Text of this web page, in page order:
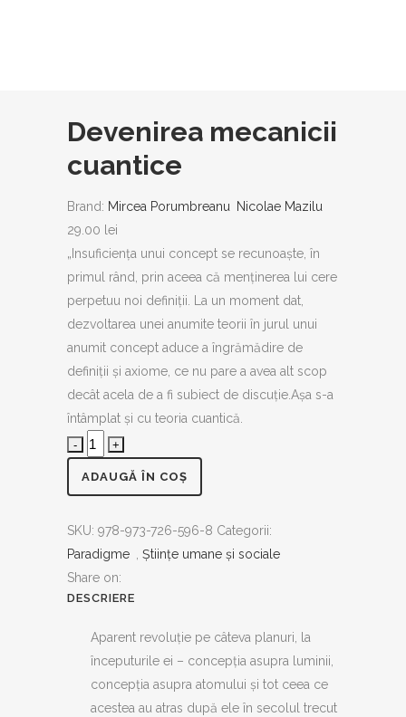
Devenirea mecanicii
cuantice
Brand: Mircea Porumbreanu Nicolae Mazilu
29.00 lei
„Insuficienţa unui concept se recunoaşte, în
primul rând, prin aceea că menţinerea lui cere
perpetuu noi definiţii. La un moment dat,
dezvoltarea unei anumite teorii în jurul unui
anumit concept aduce a îngrămădire de
definiţii şi axiome, ce nu pare a avea alt scop
decât acela de a fi subiect de discuţie.Aşa s-a
întâmplat şi cu teoria cuantică.
Devenirea
mecanicii
ADAUGĂ ÎN COȘ
SKU: 978-973-726-596-8 Categorii:
Paradigme , Ştiinţe umane şi sociale
Share on:
DESCRIERE
Aparent revoluţie pe câteva planuri, la
începuturile ei – concepţia asupra luminii,
concepţia asupra atomului şi tot ceea ce
acestea au atras după ele în secolul trecut